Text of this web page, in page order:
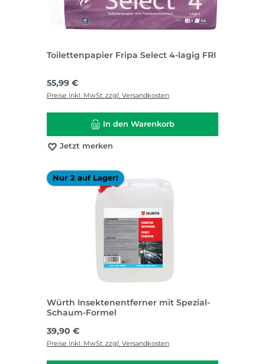
Toilettenpapier Fripa Select 4-lagig FRI
Regulärer Preis:
55,99 €
Preise inkl. MwSt. zzgl. Versandkosten
In den Warenkorb
Jetzt merken
Nur 2 auf Lager!
Würth Insektenentferner mit Spezial-
Schaum-Formel
Regulärer Preis:
39,90 €
Preise inkl. MwSt. zzgl. Versandkosten